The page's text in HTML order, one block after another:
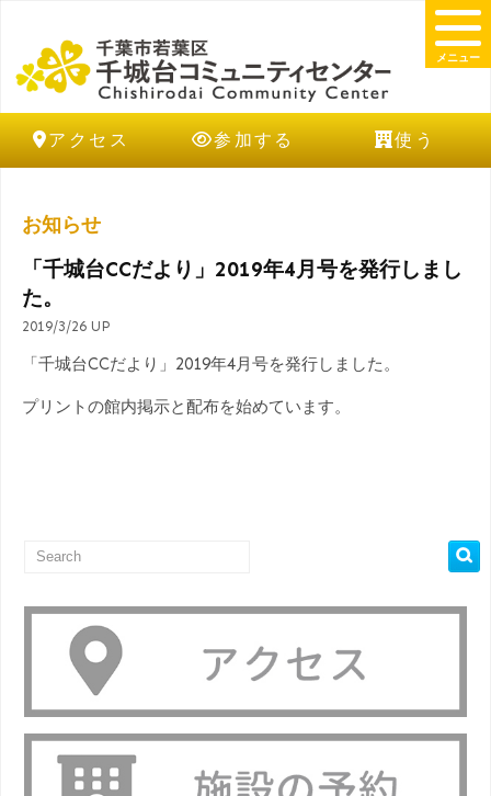
アクセス 参加する 使う
メニュー
お知らせ
「千城台CCだより」2019年4月号を発行しまし
た。
2019/3/26 UP
「千城台CCだより」2019年4月号を発行しました。
プリントの館内掲示と配布を始めています。